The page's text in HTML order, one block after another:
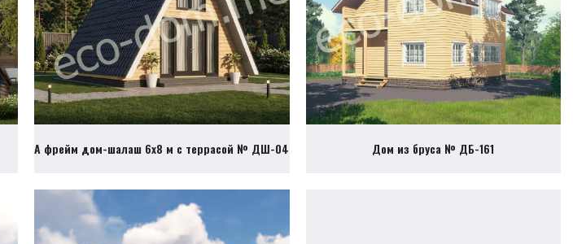
А фрейм дом-шалаш 6х8 м с террасой № ДШ-04 Дом из бруса № ДБ-161